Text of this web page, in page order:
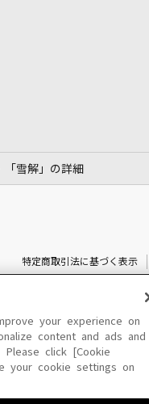
「雪解」の詳細
特定商取引法に基づく表示
このサイトに掲載されてい
your experience on
content and ads and
click [Cookie
your cookie settings on